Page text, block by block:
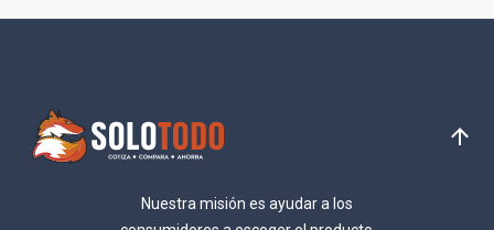
Nuestra misión es ayudar a los